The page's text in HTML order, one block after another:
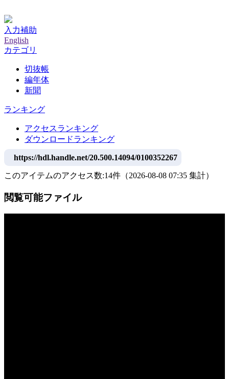
入力補助
English
カテゴリ
切抜帳
編年体
新聞
ランキング
アクセスランキング
ダウンロードランキング
https://hdl.handle.net/20.500.14094/0100352267
このアイテムのアクセス数:14件 （2026-08-08 07:35 集計）
閲覧可能ファイル